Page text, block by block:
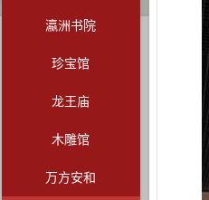
瀛洲书院
珍宝馆
龙王庙
木雕馆
万方安和